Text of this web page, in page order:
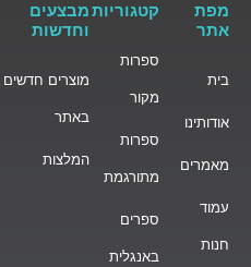
מפת
אתר
בית
אודותינו
מאמרים
עמוד
חנות
קטגוריות
ספרות
מקור
ספרות
מתורגמת
ספרים
באנגלית
מבצעים
וחדשות
מוצרים חדשים
באתר
המלצות